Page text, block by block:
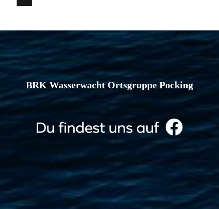
BRK Wasserwacht Ortsgruppe Pocking